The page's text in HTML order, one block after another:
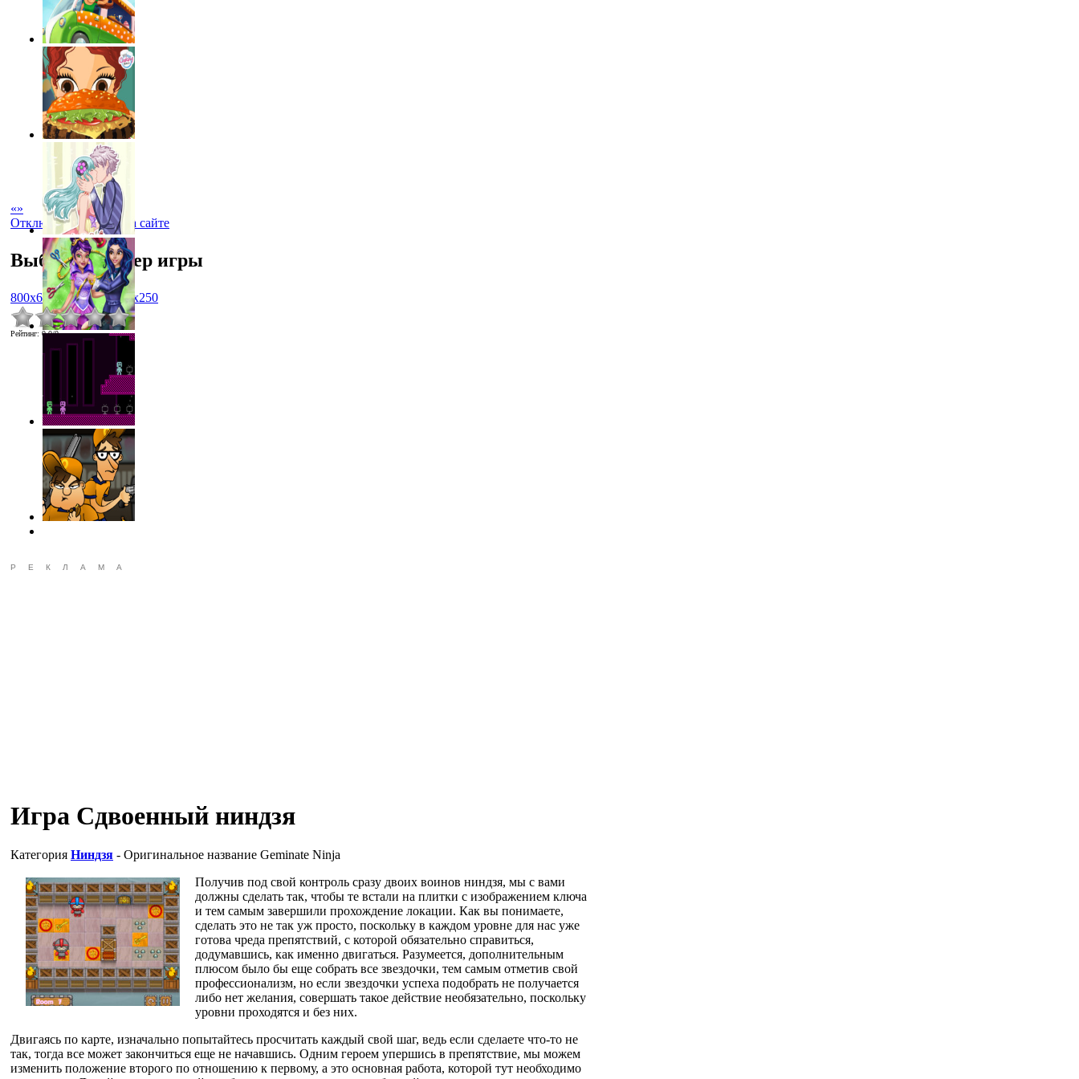
«»
Отключить рекламу на сайте
Выбрать размер игры
800x600 1024x768 450x250
Рейтинг: 0.0/0
РЕКЛАМА
Игра Сдвоенный ниндзя
Категория Ниндзя - Оригинальное название Geminate Ninja
Получив под свой контроль сразу двоих воинов ниндзя, мы с вами
должны сделать так, чтобы те встали на плитки с изображением ключа
и тем самым завершили прохождение локации. Как вы понимаете,
сделать это не так уж просто, поскольку в каждом уровне для нас уже
готова чреда препятствий, с которой обязательно справиться,
додумавшись, как именно двигаться. Разумеется, дополнительным
плюсом было бы еще собрать все звездочки, тем самым отметив свой
профессионализм, но если звездочки успеха подобрать не получается
либо нет желания, совершать такое действие необязательно, поскольку
уровни проходятся и без них.
Двигаясь по карте, изначально попытайтесь просчитать каждый свой шаг, ведь если сделаете что-то не
так, тогда все может закончиться еще не начавшись. Одним героем упершись в препятствие, мы можем
изменить положение второго по отношению к первому, а это основная работа, которой тут необходимо